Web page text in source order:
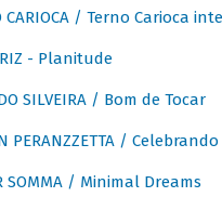
CARIOCA / Terno Carioca
- Planitude
SILVEIRA / Bom de Tocar
PERANZZETTA /
SOMMA / Minimal Dreams